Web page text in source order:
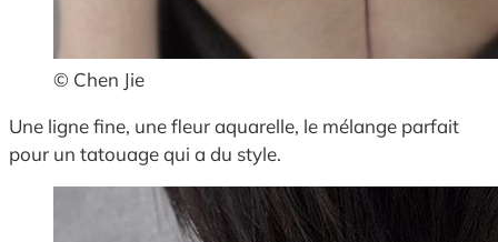
© Chen Jie
Une ligne fine, une fleur aquarelle, le mélange parfait
pour un tatouage qui a du style.